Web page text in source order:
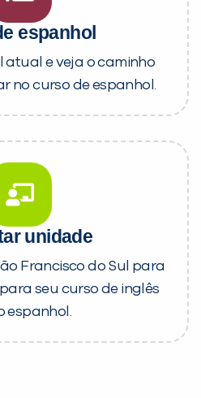
espanhol
atual e veja o caminho
no curso de espanhol.
unidade
Francisco do Sul para
seu curso de inglês
espanhol.